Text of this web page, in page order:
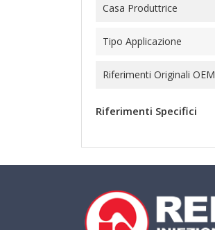
Casa Produttrice
Tipo Applicazione
Riferimenti Originali OEM
Riferimenti Specifici